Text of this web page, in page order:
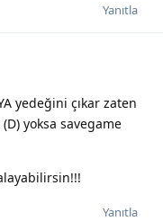
Yanıtla
yedeğini çıkar zaten
yoksa savegame
Yanıtla